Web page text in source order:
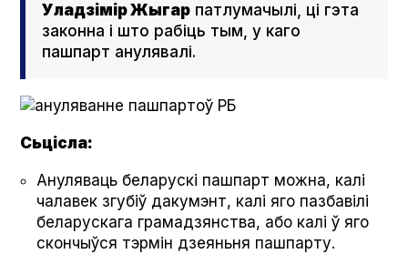
Уладзімір Жыгар патлумачылі, ці гэта
законна і што рабіць тым, у каго
пашпарт анулявалі.
Сьцісла:
Ануляваць беларускі пашпарт можна, калі
чалавек згубіў дакумэнт, калі яго пазбавілі
беларускага грамадзянства, або калі ў яго
скончыўся тэрмін дзеяньня пашпарту.